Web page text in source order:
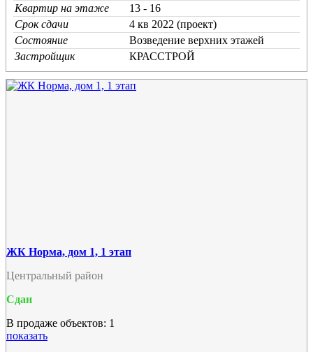
Квартир на этаже
13 - 16
Срок сдачи
4 кв 2022 (проект)
Состояние
Возведение верхних этажей
Застройщик
КРАССТРОЙ
ЖК Норма, дом 1, 1 этап
Центральный район
Сдан
В продаже объектов: 1
показать